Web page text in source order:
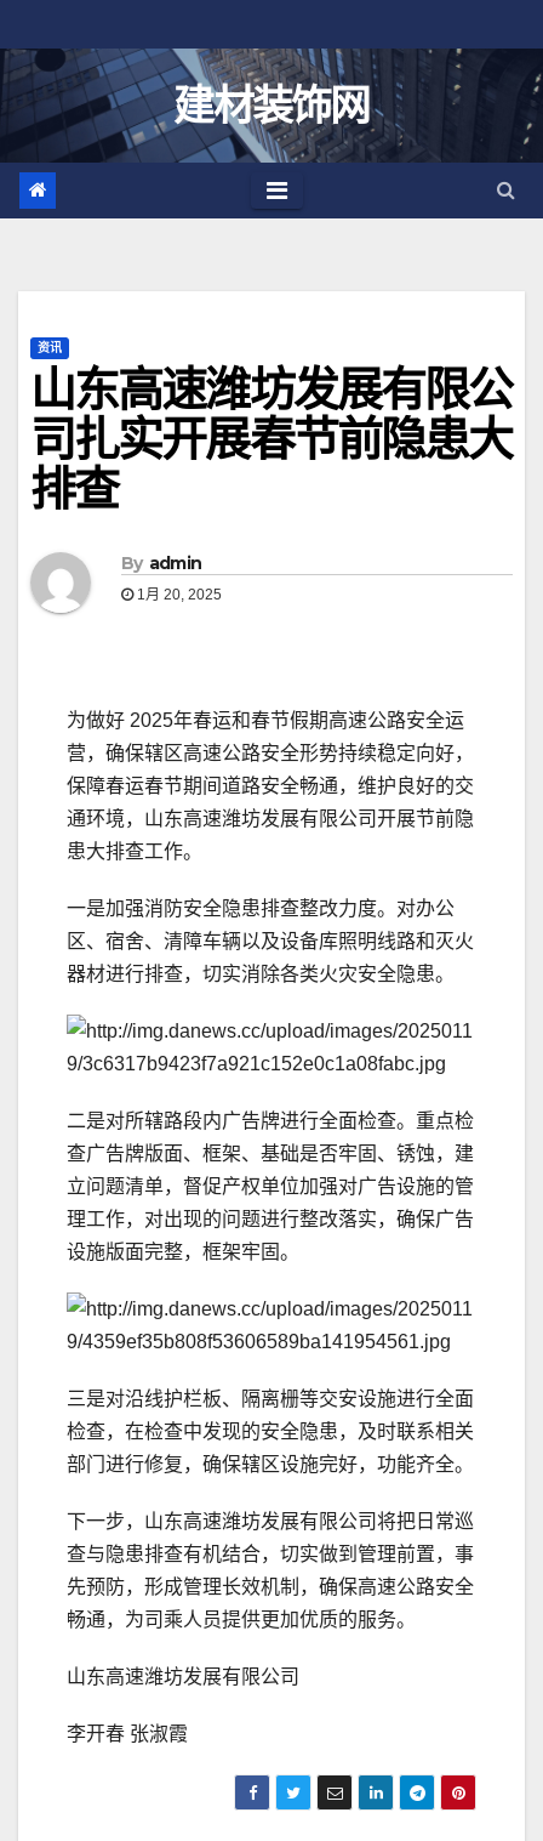
至
建材装饰网
资讯
山东高速潍坊发展有限公
司扎实开展春节前隐患大
排查
By admin
1月 20, 2025
为做好 2025年春运和春节假期高速公路安全运
营，确保辖区高速公路安全形势持续稳定向好，
保障春运春节期间道路安全畅通，维护良好的交
通环境，山东高速潍坊发展有限公司开展节前隐
患大排查工作。
一是加强消防安全隐患排查整改力度。对办公
区、宿舍、清障车辆以及设备库照明线路和灭火
器材进行排查，切实消除各类火灾安全隐患。
二是对所辖路段内广告牌进行全面检查。重点检
查广告牌版面、框架、基础是否牢固、锈蚀，建
立问题清单，督促产权单位加强对广告设施的管
理工作，对出现的问题进行整改落实，确保广告
设施版面完整，框架牢固。
三是对沿线护栏板、隔离栅等交安设施进行全面
检查，在检查中发现的安全隐患，及时联系相关
部门进行修复，确保辖区设施完好，功能齐全。
下一步，山东高速潍坊发展有限公司将把日常巡
查与隐患排查有机结合，切实做到管理前置，事
先预防，形成管理长效机制，确保高速公路安全
畅通，为司乘人员提供更加优质的服务。
山东高速潍坊发展有限公司
李开春 张淑霞